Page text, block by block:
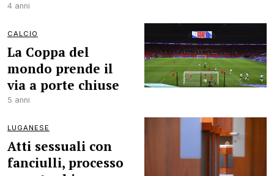
4 anni
CALCIO
La Coppa del
mondo prende il
via a porte chiuse
5 anni
LUGANESE
Atti sessuali con
fanciulli, processo